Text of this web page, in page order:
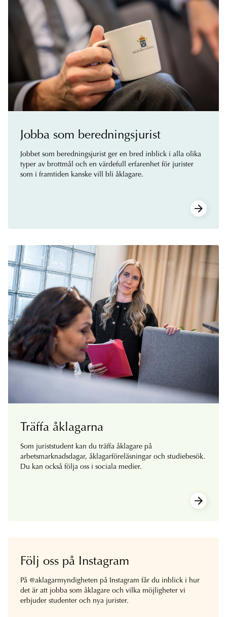
Jobba som beredningsjurist
Jobbet som beredningsjurist ger en bred inblick i alla olika
typer av brottmål och en värdefull erfarenhet för jurister
som i framtiden kanske vill bli åklagare.
Träffa åklagarna
Som juriststudent kan du träffa åklagare på
arbetsmarknadsdagar, åklagarföreläsningar och studiebesök.
Du kan också följa oss i sociala medier.
Följ oss på Instagram
På @aklagarmyndigheten på Instagram får du inblick i hur
det är att jobba som åklagare och vilka möjligheter vi
erbjuder studenter och nya jurister.